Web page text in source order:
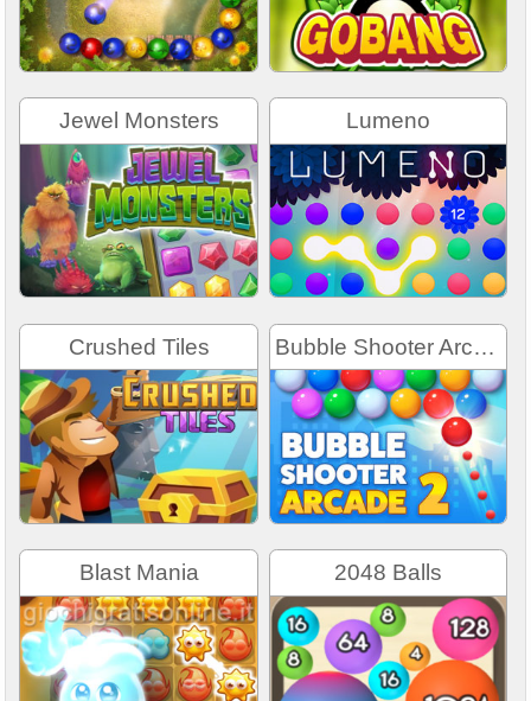
Jewel Monsters Lumeno
Crushed Tiles Bubble Shooter Arcade 2
Blast Mania 2048 Balls